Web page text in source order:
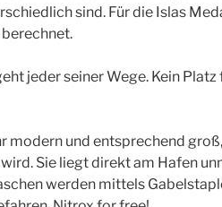
sind. Für die Islas
jeder seiner Wege. Kein Platz
modern und entsprechend
Sie liegt direkt am Hafen
werden mittels